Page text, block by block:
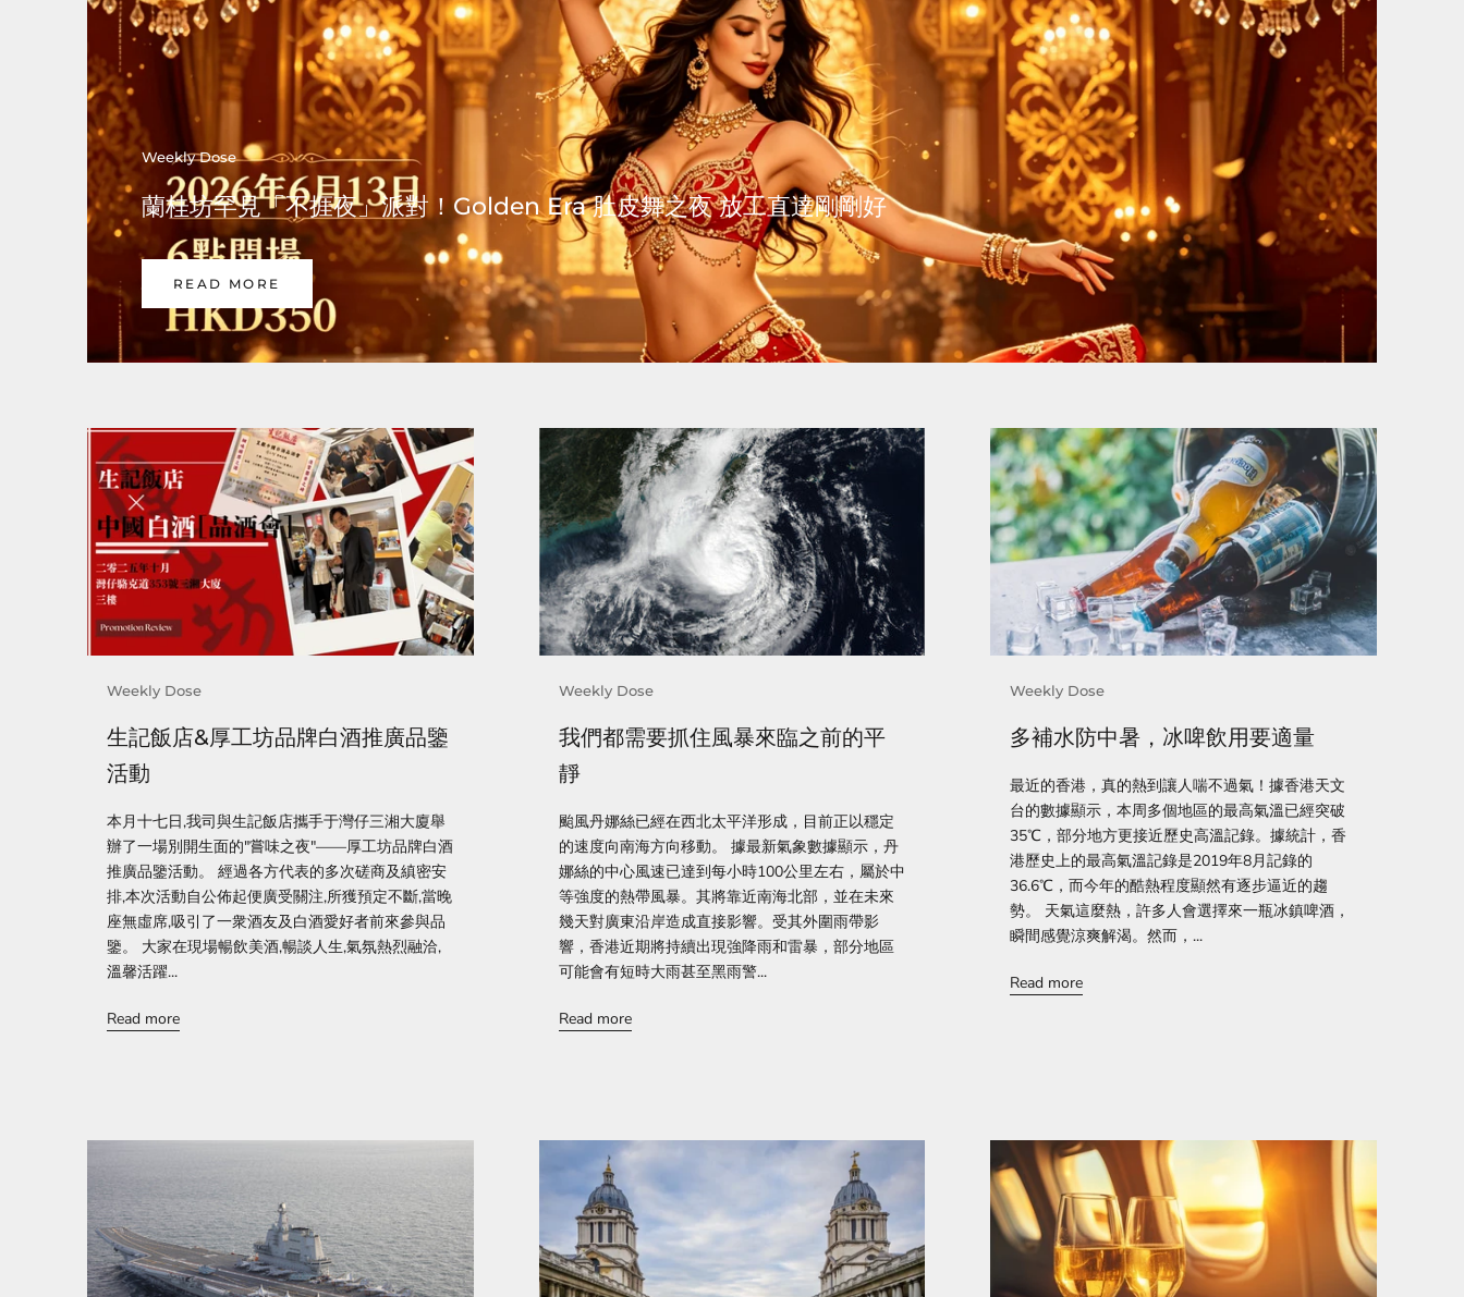
Weekly Dose
蘭桂坊罕見「不捱夜」派對！Golden Era 肚皮舞之夜 放工直達剛剛好
READ MORE
Weekly Dose
生記飯店&厚工坊品牌白酒推廣品鑒
活動
本月十七日,我司與生記飯店攜手于灣仔三湘大廈舉
辦了一場別開生面的"嘗味之夜"——厚工坊品牌白酒
推廣品鑒活動。 經過各方代表的多次磋商及縝密安
排,本次活動自公佈起便廣受關注,所獲預定不斷,當晚
座無虛席,吸引了一衆酒友及白酒愛好者前來參與品
鑒。 大家在現場暢飲美酒,暢談人生,氣氛熱烈融洽,
溫馨活躍...
Read more
Weekly Dose
我們都需要抓住風暴來臨之前的平
靜
颱風丹娜絲已經在西北太平洋形成，目前正以穩定
的速度向南海方向移動。 據最新氣象數據顯示，丹
娜絲的中心風速已達到每小時100公里左右，屬於中
等強度的熱帶風暴。其將靠近南海北部，並在未來
幾天對廣東沿岸造成直接影響。受其外圍雨帶影
響，香港近期將持續出現強降雨和雷暴，部分地區
可能會有短時大雨甚至黑雨警...
Read more
Weekly Dose
多補水防中暑，冰啤飲用要適量
最近的香港，真的熱到讓人喘不過氣！據香港天文
台的數據顯示，本周多個地區的最高氣溫已經突破
35℃，部分地方更接近歷史高溫記錄。據統計，香
港歷史上的最高氣溫記錄是2019年8月記錄的
36.6℃，而今年的酷熱程度顯然有逐步逼近的趨
勢。 天氣這麼熱，許多人會選擇來一瓶冰鎮啤酒，
瞬間感覺涼爽解渴。然而，...
Read more